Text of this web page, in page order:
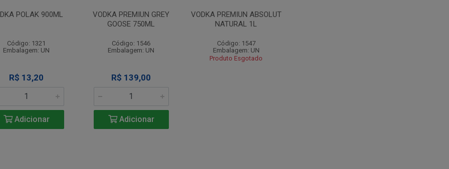
POLAK 900ML
Código: 1321
Embalagem: UN
R$ 13,20
Adicionar
VODKA PREMIUN GREY
GOOSE 750ML
Código: 1546
Embalagem: UN
R$ 139,00
Adicionar
VODKA PREMIUN ABSOLUT
NATURAL 1L
Código: 1547
Embalagem: UN
Produto Esgotado